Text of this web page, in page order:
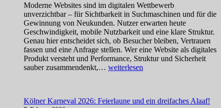
Moderne Websites sind im digitalen Wettbewerb
unverzichtbar – für Sichtbarkeit in Suchmaschinen und für die
Gewinnung von Neukunden. Nutzer erwarten heute
Geschwindigkeit, mobile Nutzbarkeit und eine klare Struktur.
Genau hier entscheidet sich, ob Besucher bleiben, Vertrauen
fassen und eine Anfrage stellen. Wer eine Website als digitales
Produkt versteht und Performance, Struktur und Sicherheit
sauber zusammendenkt,… Warum
zur
weiterlesen
Kölner Karneval 2026: Feierlaune und ein dreifaches Alaaf!